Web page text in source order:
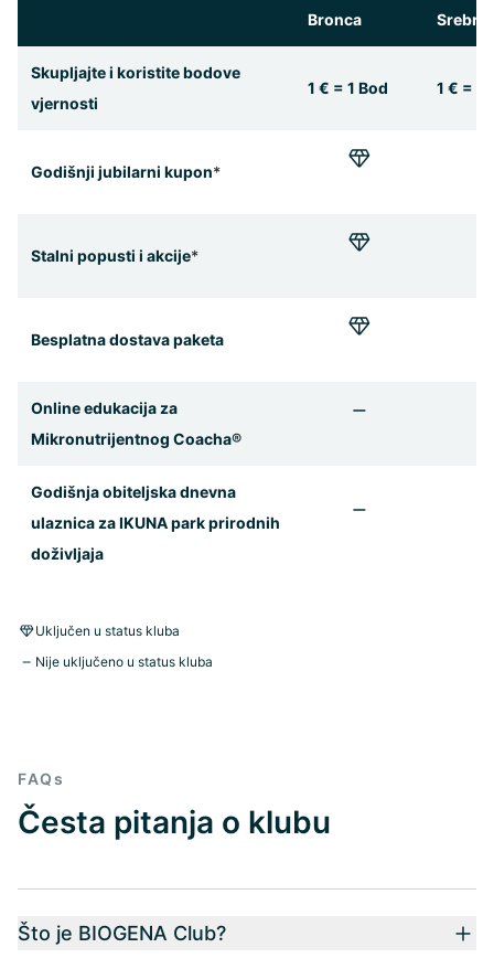
Bronca Srebro
Skupljajte i koristite bodove
vjernosti
1 € = 1 Bod 1 € = 1
Godišnji jubilarni kupon*
Stalni popusti i akcije*
Besplatna dostava paketa
Online edukacija za
Mikronutrijentnog Coacha®
Godišnja obiteljska dnevna
ulaznica za IKUNA park prirodnih
doživljaja
Uključen u status kluba
Nije uključeno u status kluba
FAQs
Česta pitanja o klubu
Što je BIOGENA Club?